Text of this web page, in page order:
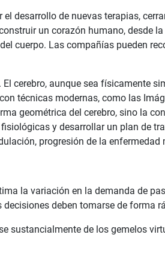
desarrollo de nuevas terapias,
un corazón humano, desde
cuerpo. Las compañías pueden
. El cerebro, aunque sea físicamente
técnicas modernas, como las
geométrica del cerebro, sino la
y desarrollar un plan de
progresión de la
la variación en la demanda de
deben tomarse de forma
sustancialmente de los gemelos